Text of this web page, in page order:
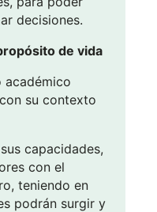
decisiones.
de vida
académico
su contexto
capacidades,
con el
teniendo en
podrán surgir y